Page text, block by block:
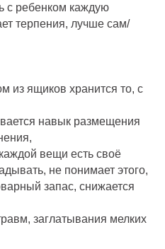
с ребенком каждую
терпения, лучше сам/
из ящиков хранится то, с
навык размещения
вещи есть своё
не понимает этого,
запас, снижается
заглатывания мелких